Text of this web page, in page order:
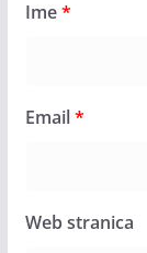
Ime*
Email*
Web stranica